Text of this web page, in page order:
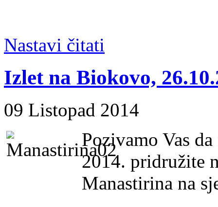
Nastavi čitati
Izlet na Biokovo,
09 Listopad 2014
Pozivamo Vas
2014. pridružite
Manastirina na